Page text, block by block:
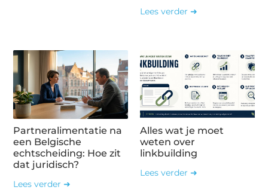
Lees verder ➜
Partneralimentatie na
een Belgische
echtscheiding: Hoe zit
dat juridisch?
Lees verder ➜
Alles wat je moet
weten over
linkbuilding
Lees verder ➜